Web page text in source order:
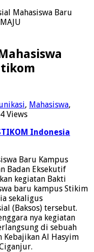
Mahasiswa Baru
, Mahasiswa,
Views
Indonesia
Baru Kampus
Badan Eksekutif
kegiatan Bakti
baru kampus Stikim
sekaligus
(Baksos) tersebut.
nya kegiatan
di sebuah
Kebajikan Al Hasyim